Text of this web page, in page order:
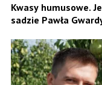
Kwasy humusowe.
sadzie Pawła